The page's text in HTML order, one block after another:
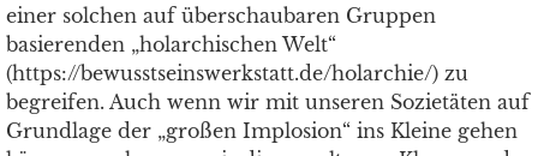
einer solchen auf überschaubaren Gruppen
basierenden „holarchischen Welt“
(https://bewusstseinswerkstatt.de/holarchie/) zu
begreifen. Auch wenn wir mit unseren Sozietäten auf
Grundlage der „großen Implosion“ ins Kleine gehen